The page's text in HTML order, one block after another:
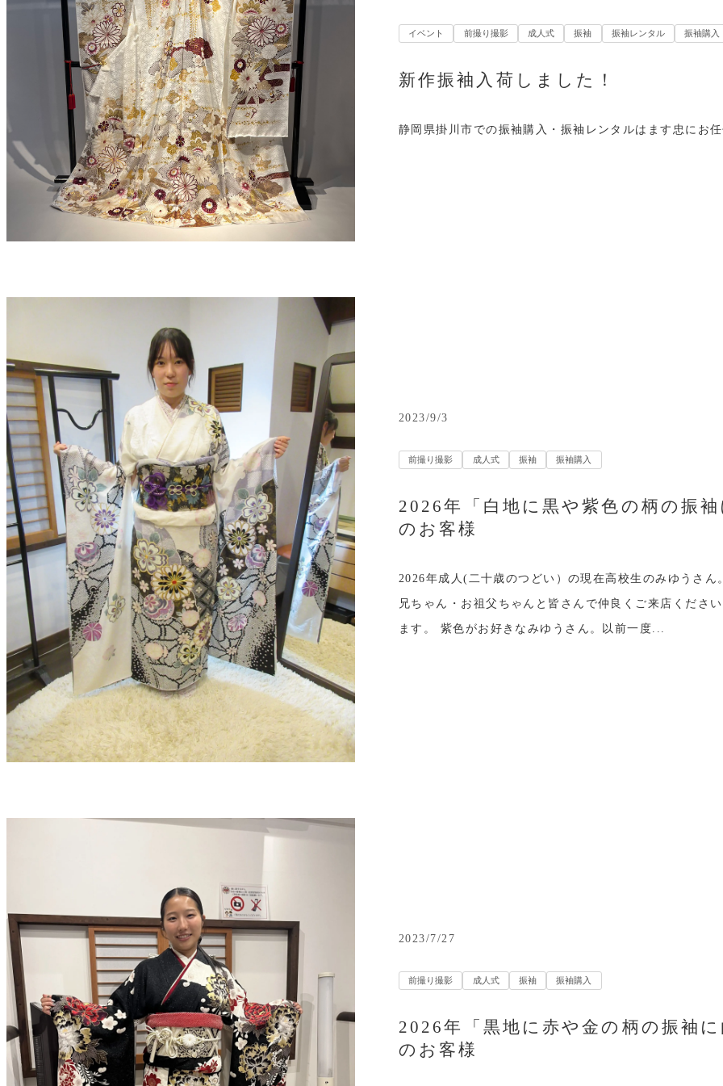
イベント 前撮り撮影 成人式 振袖 振袖レンタル 振袖購入
新作振袖入荷しました！
静岡県掛川市での振袖購入・振袖レンタルはます忠にお
2023/9/3
前撮り撮影 成人式 振袖 振袖購入
2026年「白地に黒や紫色の柄の振
のお客様
2026年成人(二十歳のつどい）の現在高校生のみゆうさ
兄ちゃん・お祖父ちゃんと皆さんで仲良くご来店くださ
ます。 紫色がお好きなみゆうさん。以前一度...
2023/7/27
前撮り撮影 成人式 振袖 振袖購入
2026年「黒地に赤や金の柄の振袖
のお客様